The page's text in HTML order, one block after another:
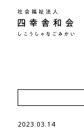
2023.03.14